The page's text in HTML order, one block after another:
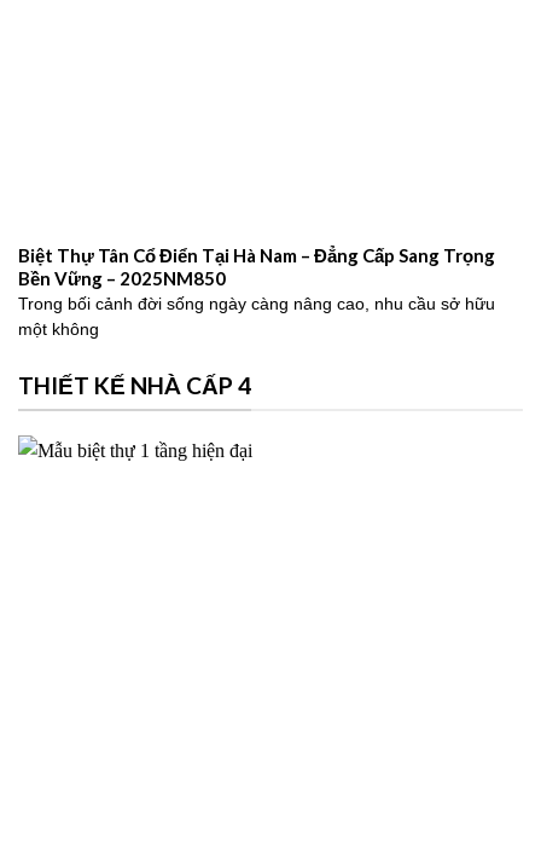
Biệt Thự Tân Cổ Điển Tại Hà Nam – Đẳng Cấp Sang Trọng
Bền Vững – 2025NM850
Trong bối cảnh đời sống ngày càng nâng cao, nhu cầu sở hữu
một không
THIẾT KẾ NHÀ CẤP 4